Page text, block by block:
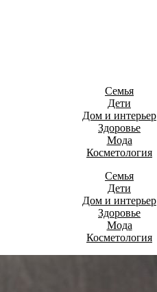
Семья
Дети
Дом и интерьер
Здоровье
Мода
Косметология
Семья
Дети
Дом и интерьер
Здоровье
Мода
Косметология